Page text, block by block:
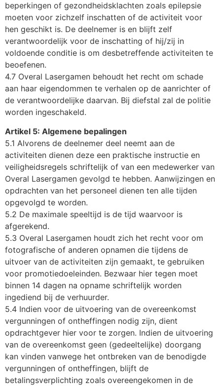
beperkingen of gezondheidsklachten zoals epilepsie
moeten voor zichzelf inschatten of de activiteit voor
hen geschikt is. De deelnemer is en blijft zelf
verantwoordelijk voor de inschatting of hij/zij in
voldoende conditie is om desbetreffende activiteiten te
beoefenen.
4.7 Overal Lasergamen behoudt het recht om schade
aan haar eigendommen te verhalen op de aanrichter of
de verantwoordelijke daarvan. Bij diefstal zal de politie
worden ingeschakeld.
Artikel 5: Algemene bepalingen
5.1 Alvorens de deelnemer deel neemt aan de
activiteiten dienen deze een praktische instructie en
veiligheidsregels schriftelijk of van een medewerker van
Overal Lasergamen gevolgd te hebben. Aanwijzingen en
opdrachten van het personeel dienen ten alle tijden
opgevolgd te worden.
5.2 De maximale speeltijd is de tijd waarvoor is
afgerekend.
5.3 Overal Lasergamen houdt zich het recht voor om
fotografische of anderen opnamen die tijdens de
uitvoer van de activiteiten zijn gemaakt, te gebruiken
voor promotiedoeleinden. Bezwaar hier tegen moet
binnen 14 dagen na opname schriftelijk worden
ingediend bij de verhuurder.
5.4 Indien voor de uitvoering van de overeenkomst
vergunningen of ontheffingen nodig zijn, dient
opdrachtgever hier voor te zorgen. Indien de uitvoering
van de overeenkomst geen (gedeeltelijke) doorgang
kan vinden vanwege het ontbreken van de benodigde
vergunningen of ontheffingen, blijft de
betalingsverplichting zoals overeengekomen in de